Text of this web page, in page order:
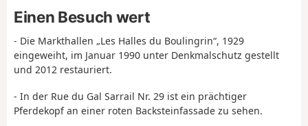
Einen Besuch wert
- Die Markthallen „Les Halles du Boulingrin“, 1929
eingeweiht, im Januar 1990 unter Denkmalschutz gestellt
und 2012 restauriert.
- In der Rue du Gal Sarrail Nr. 29 ist ein prächtiger
Pferdekopf an einer roten Backsteinfassade zu sehen.